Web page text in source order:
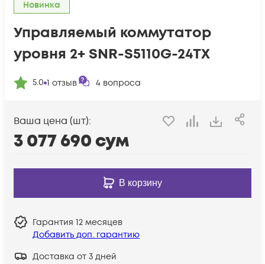
Новинка
Управляемый коммутатор
уровня 2+ SNR-S5110G-24TX
5.0 1 отзыв 4 вопроса
Ваша цена (шт):
3 077 690сум
В корзину
Гарантия 12 месяцев
Добавить доп. гарантию
Доставка от 3 дней